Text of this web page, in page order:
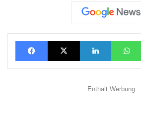
FacebookX LinkedIn
Enthält Werbung